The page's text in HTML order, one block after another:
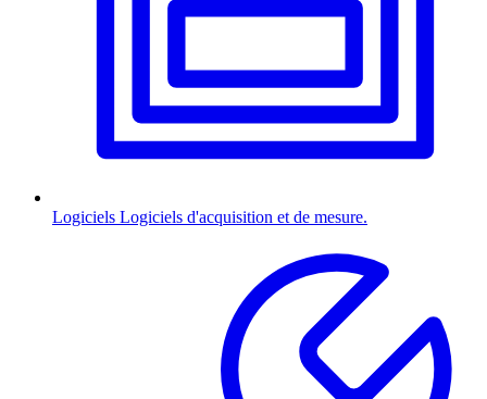
Logiciels Logiciels d'acquisition et de mesure.